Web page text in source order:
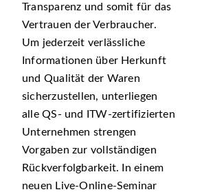
Transparenz und somit für das
Vertrauen der Verbraucher.
Um jederzeit verlässliche
Informationen über Herkunft
und Qualität der Waren
sicherzustellen, unterliegen
alle QS- und ITW-zertifizierten
Unternehmen strengen
Vorgaben zur vollständigen
Rückverfolgbarkeit. In einem
neuen Live-Online-Seminar